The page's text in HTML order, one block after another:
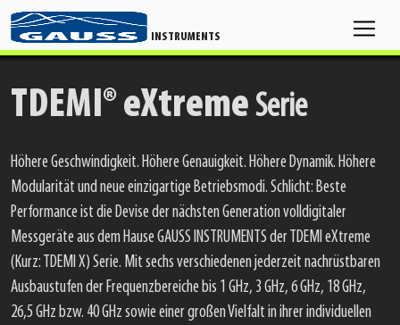
INSTRUMENTS
TDEMI®eXtreme Serie
Höhere Geschwindigkeit. Höhere Genauigkeit. Höhere Dynamik. Höhere
Modularität und neue einzigartige Betriebsmodi. Schlicht: Beste
Performance ist die Devise der nächsten Generation volldigitaler
Messgeräte aus dem Hause GAUSS INSTRUMENTS der TDEMI eXtreme
(Kurz: TDEMI X) Serie. Mit sechs verschiedenen jederzeit nachrüstbaren
Ausbaustufen der Frequenzbereiche bis 1 GHz, 3 GHz, 6 GHz, 18 GHz,
26,5 GHz bzw. 40 GHz sowie einer großen Vielfalt in ihrer individuellen